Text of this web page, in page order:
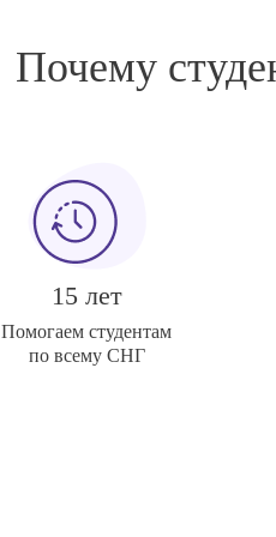
Почему
15 лет
Помогаем студентам
по всему СНГ